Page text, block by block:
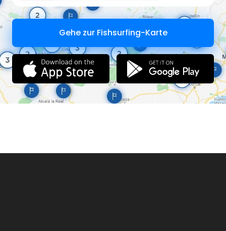
Gehe zur Fishsurfing-Karte